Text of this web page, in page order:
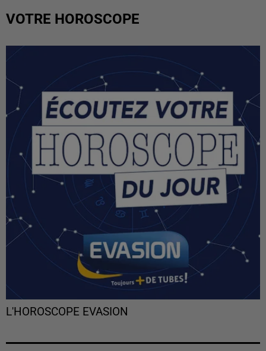
VOTRE HOROSCOPE
L'HOROSCOPE EVASION